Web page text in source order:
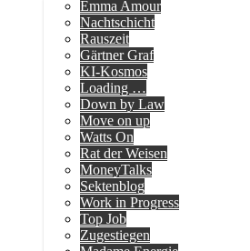
Emma Amour
Nachtschicht
Rauszeit
Gärtner Graf
KI-Kosmos
Loading …
Down by Law
Move on up
Watts On
Rat der Weisen
MoneyTalks
Sektenblog
Work in Progress
Top Job
Zugestiegen